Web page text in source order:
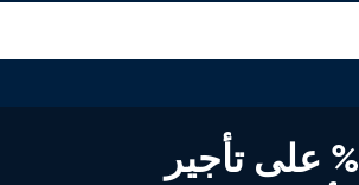
خصم يصل إلى 20% على تأجير